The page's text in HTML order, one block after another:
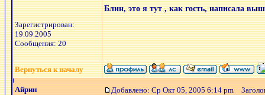
Зарегистрирован:
19.09.2005
Сообщения: 20
Блин, это я тут , как гость, написала
Вернуться к началу
Айрин Добавлено: Ср Окт 05, 2005 6:14 pm